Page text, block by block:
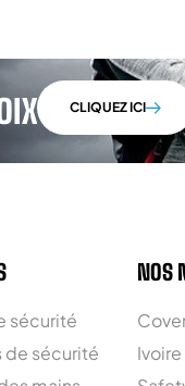
CLIQUEZ ICI
sécurité
de sécurité
NOS